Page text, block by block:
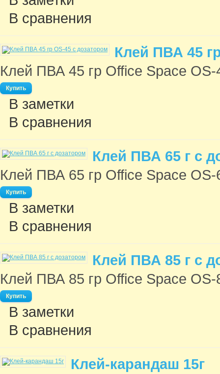
В сравнения
Клей ПВА 45
Клей ПВА 45 гр Office Space OS-
В заметки
В сравнения
Клей ПВА 65 г с
Клей ПВА 65 гр Office Space OS-
В заметки
В сравнения
Клей ПВА 85 г с
Клей ПВА 85 гр Office Space OS-
В заметки
В сравнения
Клей-карандаш 15г